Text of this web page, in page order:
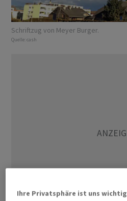
Schriftzug von Meyer Burger.
Quelle: cash
Ihre Privatsphäre ist uns wichtig